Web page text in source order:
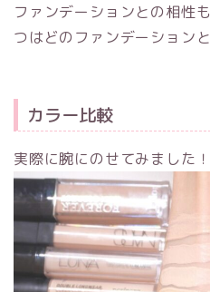
ファンデーションとの相性
つはどのファンデーション
カラー比較
実際に腕にのせてみました！